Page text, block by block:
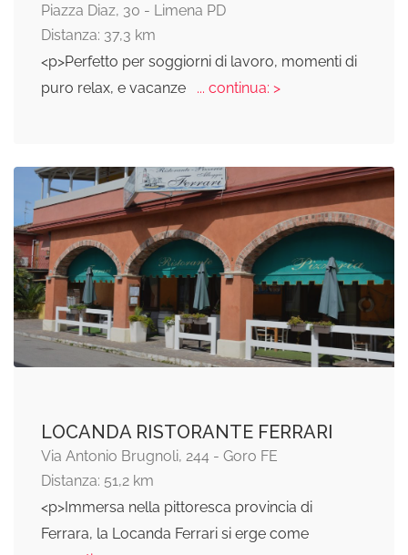
Piazza Diaz, 30 - Limena PD
Distanza: 37,3 km
<p>Perfetto per soggiorni di lavoro, momenti di
puro relax, e vacanze
... continua: >
LOCANDA RISTORANTE FERRARI
Via Antonio Brugnoli, 244 - Goro FE
Distanza: 51,2 km
<p>Immersa nella pittoresca provincia di
Ferrara, la Locanda Ferrari si erge come